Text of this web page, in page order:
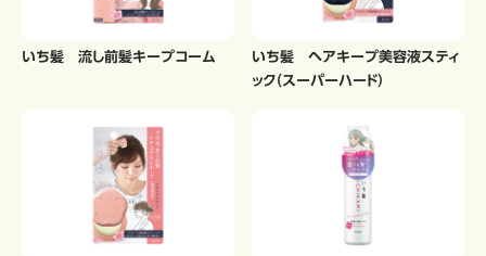
いち髪 流し前髪キープコーム
いち髪 ヘアキープ美容液スティ
ック（スーパーハード）